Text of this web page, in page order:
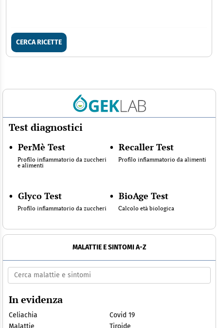
CERCA RICETTE
Test diagnostici
• PerMè Test
Profilo infiammatorio da zuccheri
e alimenti
• Recaller Test
Profilo infiammatorio da alimenti
• Glyco Test
Profilo infiammatorio da zuccheri
• BioAge Test
Calcolo età biologica
MALATTIE E SINTOMI A-Z
In evidenza
Celiachia
Covid 19
Malattie
Tiroide